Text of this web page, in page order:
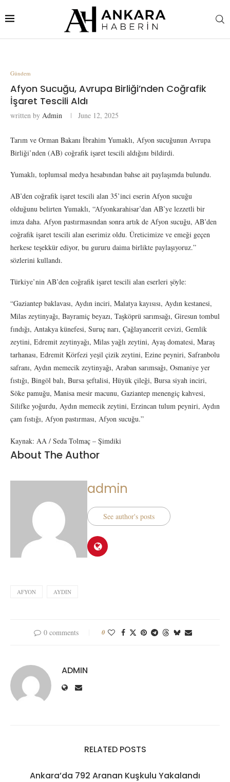
Gündem
Afyon Sucuğu, Avrupa Birliği’nden Coğrafik
İşaret Tescili Aldı
written by Admin June 12, 2025
Tarım ve Orman Bakanı İbrahim Yumaklı, Afyon sucuğunun Avrupa
Birliği’nden (AB) coğrafik işaret tescili aldığını bildirdi.
Yumaklı, toplumsal medya hesabından bahse ait paylaşımda bulundu.
AB’den coğrafik işaret tescili alan 35’inci eserin Afyon sucuğu
olduğunu belirten Yumaklı, “Afyonkarahisar’dan AB’ye lezzetli bir
imza daha. Afyon pastırmasından sonra artık de Afyon sucuğu, AB’den
coğrafik işaret tescili alan eserimiz oldu. Üreticimize ve emeği geçen
herkese teşekkür ediyor, bu gururu daima birlikte paylaşıyoruz.”
sözlerini kullandı.
Türkiye’nin AB’den coğrafik işaret tescili alan eserleri şöyle:
“Gaziantep baklavası, Aydın inciri, Malatya kayısısı, Aydın kestanesi,
Milas zeytinyağı, Bayramiç beyazı, Taşköprü sarımsağı, Giresun tombul
fındığı, Antakya künefesi, Suruç narı, Çağlayancerit cevizi, Gemlik
zeytini, Edremit zeytinyağı, Milas yağlı zeytini, Ayaş domatesi, Maraş
tarhanası, Edremit Körfezi yeşil çizik zeytini, Ezine peyniri, Safranbolu
safranı, Aydın memecik zeytinyağı, Araban sarımsağı, Osmaniye yer
fıstığı, Bingöl balı, Bursa şeftalisi, Hüyük çileği, Bursa siyah inciri,
Söke pamuğu, Manisa mesir macunu, Gaziantep menengiç kahvesi,
Silifke yoğurdu, Aydın memecik zeytini, Erzincan tulum peyniri, Aydın
çam fıstığı, Afyon pastırması, Afyon sucuğu.”
Kaynak: AA / Seda Tolmaç – Şimdiki
About The Author
admin
See author's posts
AFYON AYDIN
0 comments 0
ADMIN
RELATED POSTS
Ankara’da 792 Aranan Kuşkulu Yakalandı